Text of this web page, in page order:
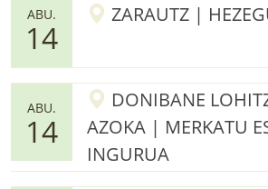
ABU.
14
ZARAUTZ |
ABU.
14
DONIBANE
AZOKA | MERKATU
INGURUA